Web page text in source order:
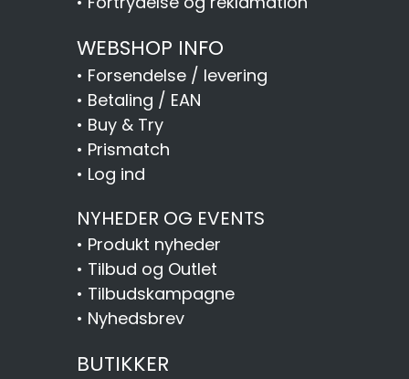
WEBSHOP INFO
• Forsendelse / levering
• Betaling / EAN
• Buy & Try
• Prismatch
• Log ind
NYHEDER OG EVENTS
• Produkt nyheder
• Tilbud og Outlet
• Tilbudskampagne
• Nyhedsbrev
BUTIKKER